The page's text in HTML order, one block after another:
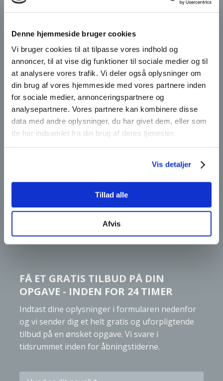
Denne hjemmeside bruger cookies
Vi bruger cookies til at tilpasse vores indhold og
annoncer, til at vise dig funktioner til sociale medier og til
at analysere vores trafik. Vi deler også oplysninger om
din brug af vores hjemmeside med vores partnere inden
for sociale medier, annonceringspartnere og
analysepartnere. Vores partnere kan kombinere disse
data med andre oplysninger, du har givet dem, eller som
de har indsamlet fra din brug af deres tjenester.
Vis detaljer
Tillad alle
Afvis
​FÅ ET GRATIS TILBUD PÅ DIN
OPGAVE - INDEN FOR 24 TIMER
Indtast dine oplysninger i formularen nedenfor
og vi sender dig et helt gratis og uforpligtende
tilbud på en ønsket opgave. Vi svare i
tidsrummet inden for åbningstiderne.